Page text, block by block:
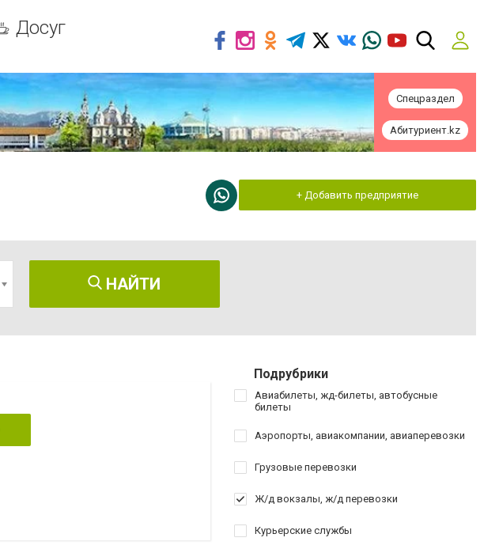
Досуг
Спецраздел
Абитуриент.kz
+ Добавить предприятие
НАЙТИ
Подрубрики
Авиабилеты, жд-билеты, автобусные
билеты
Аэропорты, авиакомпании, авиаперевозки
Грузовые перевозки
Ж/д вокзалы, ж/д перевозки
Курьерские службы